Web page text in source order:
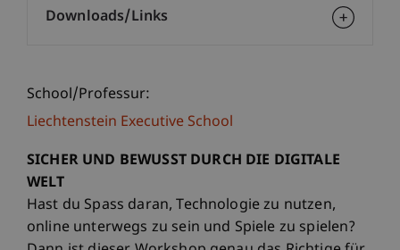
School/Professur:
Liechtenstein Executive School
SICHER UND BEWUSST DURCH DIE DIGITALE
WELT
Hast du Spass daran, Technologie zu nutzen,
online unterwegs zu sein und Spiele zu spielen?
Downloads/Links